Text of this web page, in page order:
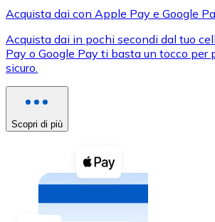
XRP
XRP
Vedi tutto
Buoni cripto
Acquista criptovalute in contanti
Acquista con contanti
Acquista dai con Apple Pay e Google
Acquista dai in pochi secondi dal tuo
Pay o Google Pay ti basta un tocco per
sicuro.
Scopri di più